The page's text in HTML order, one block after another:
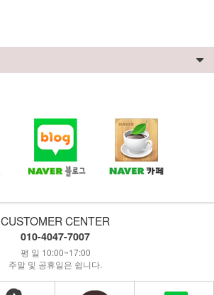
CUSTOMER CENTER
010-4047-7007
평 일 10:00~17:00
주말 및 공휴일은 쉽니다.